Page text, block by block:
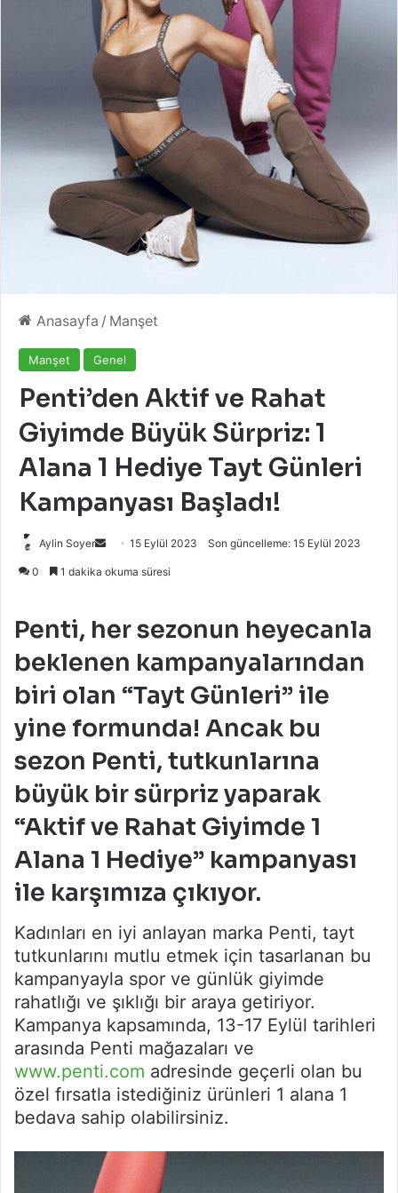
Anasayfa / Manşet
Manşet Genel
Penti’den Aktif ve Rahat
Giyimde Büyük Sürpriz: 1
Alana 1 Hediye Tayt Günleri
Kampanyası Başladı!
Aylin Soyer
Bir
15 Eylül 2023 Son güncelleme: 15 Eylül 2023
0 1 dakika okuma süresi
Penti, her sezonun heyecanla
beklenen kampanyalarından
biri olan “Tayt Günleri” ile
yine formunda! Ancak bu
sezon Penti, tutkunlarına
büyük bir sürpriz yaparak
“Aktif ve Rahat Giyimde 1
Alana 1 Hediye” kampanyası
ile karşımıza çıkıyor.
Kadınları en iyi anlayan marka Penti, tayt
tutkunlarını mutlu etmek için tasarlanan bu
kampanyayla spor ve günlük giyimde
rahatlığı ve şıklığı bir araya getiriyor.
Kampanya kapsamında, 13-17 Eylül tarihleri
arasında Penti mağazaları ve
www.penti.com adresinde geçerli olan bu
özel fırsatla istediğiniz ürünleri 1 alana 1
bedava sahip olabilirsiniz.